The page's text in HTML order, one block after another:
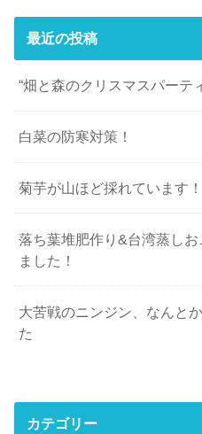
最近の投稿
“畑と森のクリスマスパーテ
白菜の防寒対策！
菊芋が山ほど採れています！
落ち葉堆肥作り&台湾蒸し
ました！
大苦戦のニンジン、なんと
た
カテゴリー